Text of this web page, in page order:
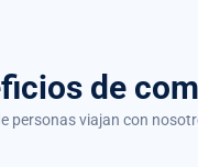
de
personas viajan con